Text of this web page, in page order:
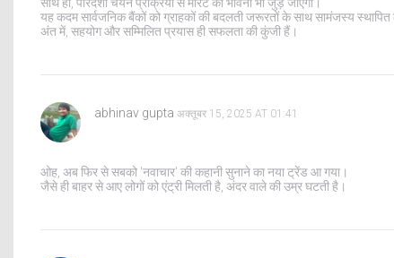
यह कदम सार्वजनिक बैंकों को ग्राहकों की बदलती जरूरतों के साथ सामंजस्य
अंत में, सहयोग और सम्मिलित प्रयास ही सफलता की कुंजी हैं।
abhinav gupta अक्तूबर 15, 2025 AT 01:41
ओह, अब फिर से सबको 'नवाचार' की कहानी सुनाने का नया ट्रेंड आ गया।
जैसे ही बाहर से आए लोगों को एंट्री मिलती है, अंदर वाले की उम्र घटती है।